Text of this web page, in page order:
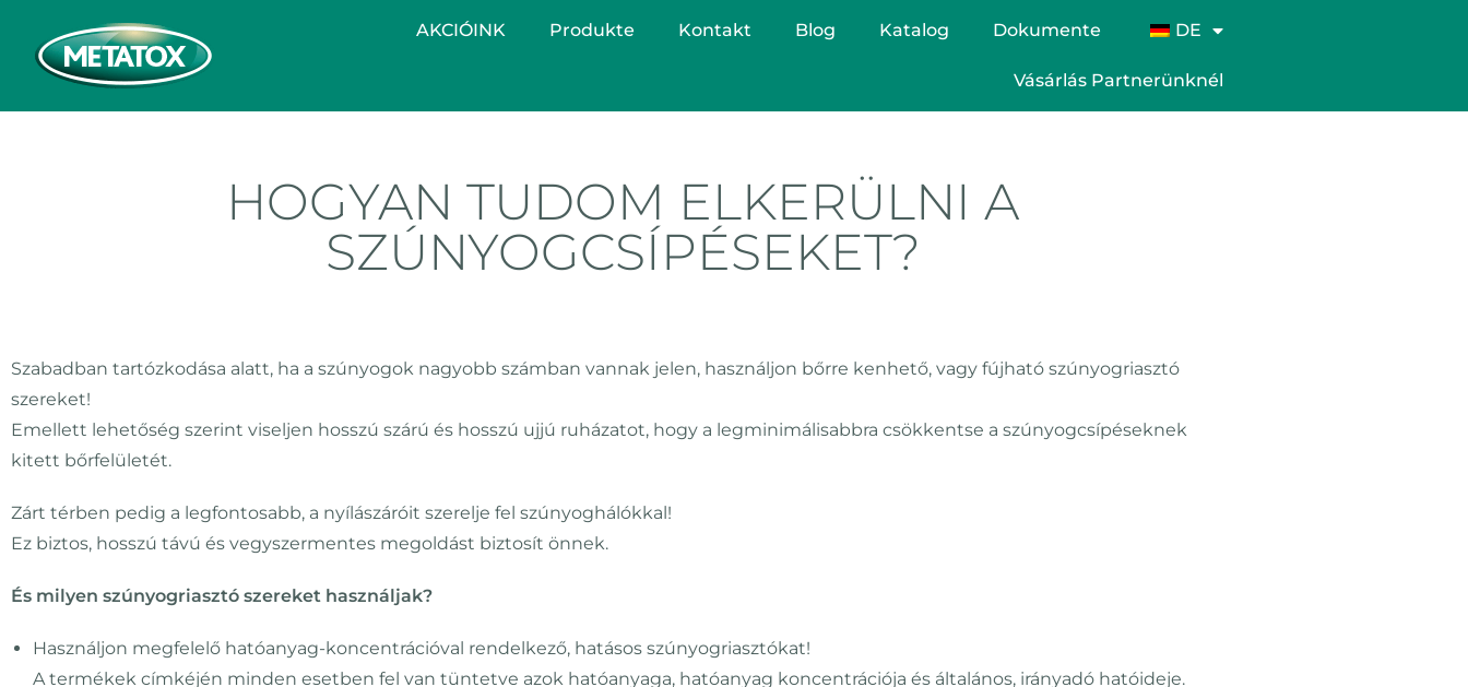
AKCIÓINK Produkte Kontakt Blog Katalog Dokumente DE
Vásárlás Partnerünknél
HOGYAN TUDOM ELKERÜLNI A
SZÚNYOGCSÍPÉSEKET?
Szabadban tartózkodása alatt, ha a szúnyogok nagyobb számban vannak jelen, használjon bőrre kenhető, vagy fújható szúnyogriasztó
szereket!
Emellett lehetőség szerint viseljen hosszú szárú és hosszú ujjú ruházatot, hogy a legminimálisabbra csökkentse a szúnyogcsípéseknek
kitett bőrfelületét.
Zárt térben pedig a legfontosabb, a nyílászáróit szerelje fel szúnyoghálókkal!
Ez biztos, hosszú távú és vegyszermentes megoldást biztosít önnek.
És milyen szúnyogriasztó szereket használjak?
Használjon megfelelő hatóanyag-koncentrációval rendelkező, hatásos szúnyogriasztókat!
A termékek címkéjén minden esetben fel van tüntetve azok hatóanyaga, hatóanyag koncentrációja és általános, irányadó hatóideje.